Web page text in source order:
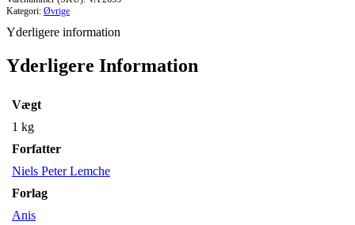
den
historisk-
kritiske
storhed
antal
Kategori: Øvrige
Yderligere information
Yderligere Information
Vægt
1 kg
Forfatter
Niels Peter Lemche
Forlag
Anis